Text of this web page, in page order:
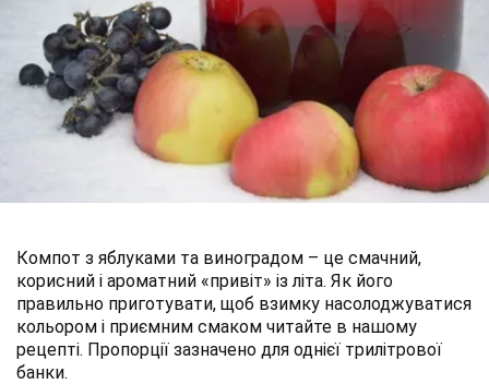
Компот з яблуками та виноградом – це смачний,
корисний і ароматний «привіт» із літа. Як його
правильно приготувати, щоб взимку насолоджуватися
кольором і приємним смаком читайте в нашому
рецепті. Пропорції зазначено для однієї трилітрової
банки.